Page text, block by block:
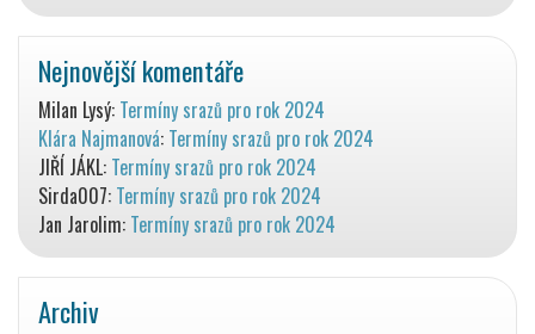
Nejnovější komentáře
Milan Lysý: Termíny srazů pro rok 2024
Klára Najmanová: Termíny srazů pro rok 2024
JIŘÍ JÁKL: Termíny srazů pro rok 2024
Sirda007: Termíny srazů pro rok 2024
Jan Jarolim: Termíny srazů pro rok 2024
Archiv